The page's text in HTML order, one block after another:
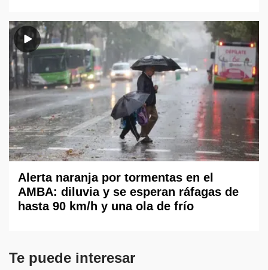
Alerta naranja por tormentas en el
AMBA: diluvia y se esperan ráfagas de
hasta 90 km/h y una ola de frío
Te puede interesar